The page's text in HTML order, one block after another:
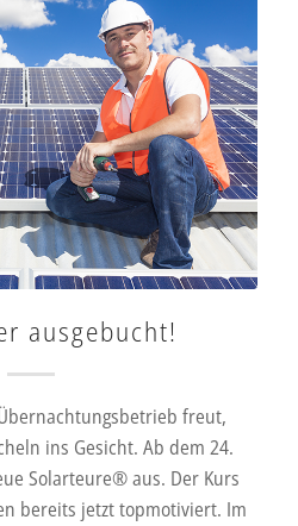
ausgebucht!
freut,
ins Gesicht. Ab dem 24.
Solarteure® aus. Der Kurs
bereits jetzt topmotiviert. Im